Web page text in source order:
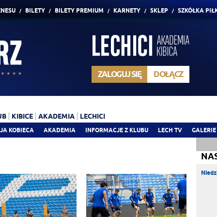
BILETY BILETY PREMIUM KARNETY SKLEP SZKÓŁKA
ZALOGUJ SIĘ DOŁĄCZ
KOBIECA AKADEMIA INFORMACJE Z KLUBU LECH TV GALERIE
KIBICE AKADEMIA LECHICI